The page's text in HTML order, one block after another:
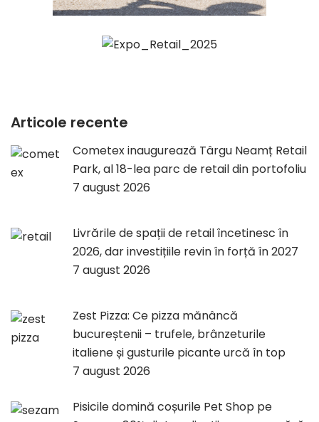
Articole recente
Cometex inaugurează Târgu Neamț Retail
Park, al 18-lea parc de retail din portofoliu
7 august 2026
Livrările de spații de retail încetinesc în
2026, dar investițiile revin în forță în 2027
7 august 2026
Zest Pizza: Ce pizza mănâncă
bucureștenii – trufele, brânzeturile
italiene și gusturile picante urcă în top
7 august 2026
Pisicile domină coșurile Pet Shop pe